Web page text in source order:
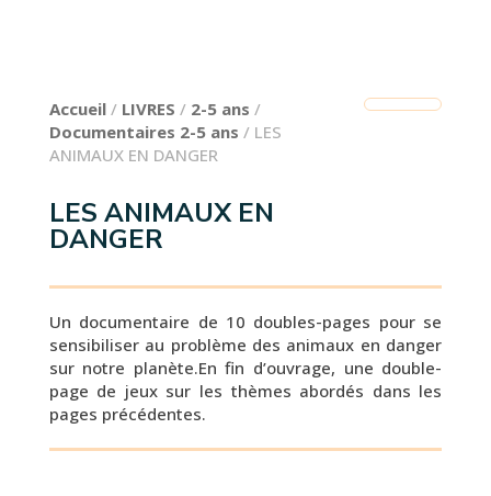
Accueil/ LIVRES / 2-5 ans /
Documentaires 2-5 ans / LES
ANIMAUX EN DANGER
LES ANIMAUX EN
DANGER
Un documentaire de 10 doubles-pages pour se
sensibiliser au problème des animaux en danger
sur notre planète.En fin d’ouvrage, une double-
page de jeux sur les thèmes abordés dans les
pages précédentes.